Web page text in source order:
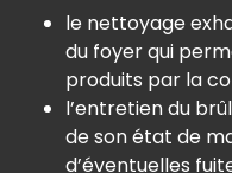
le nettoyage
du foyer qui
produits par la
l’entretien du
de son état de
d’éventuelles